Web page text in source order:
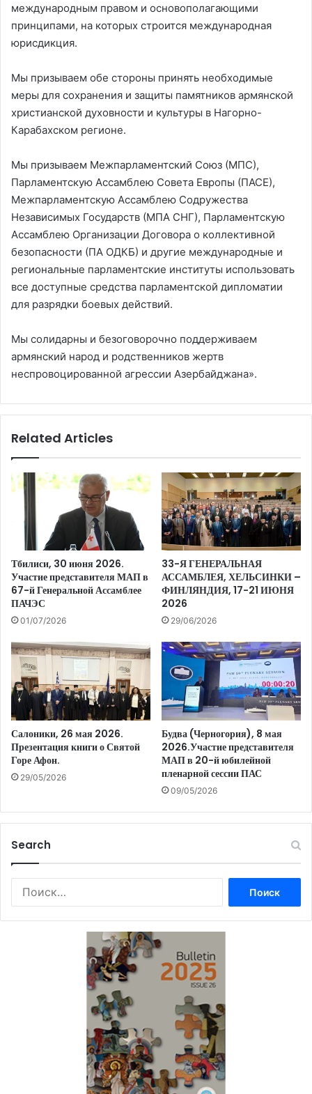
международным правом и основополагающими
принципами, на которых строится международная
юрисдикция.
Мы призываем обе стороны принять необходимые
меры для сохранения и защиты памятников армянской
христианской духовности и культуры в Нагорно-
Карабахском регионе.
Мы призываем Межпарламентский Союз (МПС),
Парламентскую Ассамблею Совета Европы (ПАСЕ),
Межпарламентскую Ассамблею Содружества
Независимых Государств (МПА СНГ), Парламентскую
Ассамблею Организации Договора о коллективной
безопасности (ПА ОДКБ) и другие международные и
региональные парламентские институты использовать
все доступные средства парламентской дипломатии
для разрядки боевых действий.
Мы солидарны и безоговорочно поддерживаем
армянский народ и родственников жертв
неспровоцированной агрессии Азербайджана».
Related Articles
Тбилиси, 30 июня 2026.
Участие представителя МАП в
67-й Генеральной Ассамблее
ПАЧЭС
01/07/2026
33-Я ГЕНЕРАЛЬНАЯ
АССАМБЛЕЯ, ХЕЛЬСИНКИ –
ФИНЛЯНДИЯ, 17-21 ИЮНЯ
2026
29/06/2026
Салоники, 26 мая 2026.
Презентация книги о Святой
Горе Афон.
29/05/2026
Будва (Черногория), 8 мая
2026.Участие представителя
МАП в 20-й юбилейной
пленарной сессии ПАС
09/05/2026
Search